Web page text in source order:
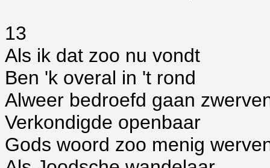
13
Als ik dat zoo nu vondt
Ben 'k overal in 't rond
Alweer bedroefd gaan
Verkondigde openbaar
Gods woord zoo menig